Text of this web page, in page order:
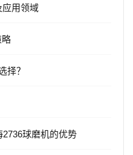
应用领域
略
择？
球磨机的优势